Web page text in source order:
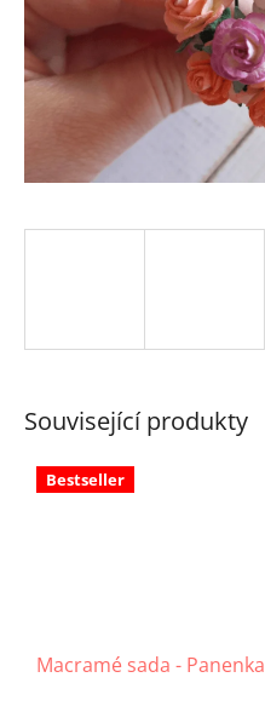
Související produkty
Bestseller
Macramé sada - Panenka